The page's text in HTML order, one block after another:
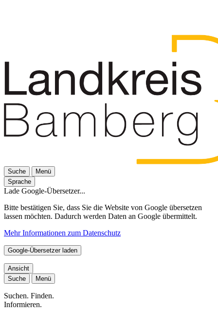
Suche
Menü
Sprache
Lade Google-Übersetzer...
Bitte bestätigen Sie, dass Sie die Website von Google übersetzen
lassen möchten. Dadurch werden Daten an Google übermittelt.
Mehr Informationen zum Datenschutz
Google-Übersetzer laden
Ansicht
Suche
Menü
Suchen. Finden.
Informieren.